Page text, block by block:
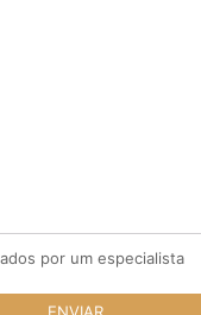
por um especialista